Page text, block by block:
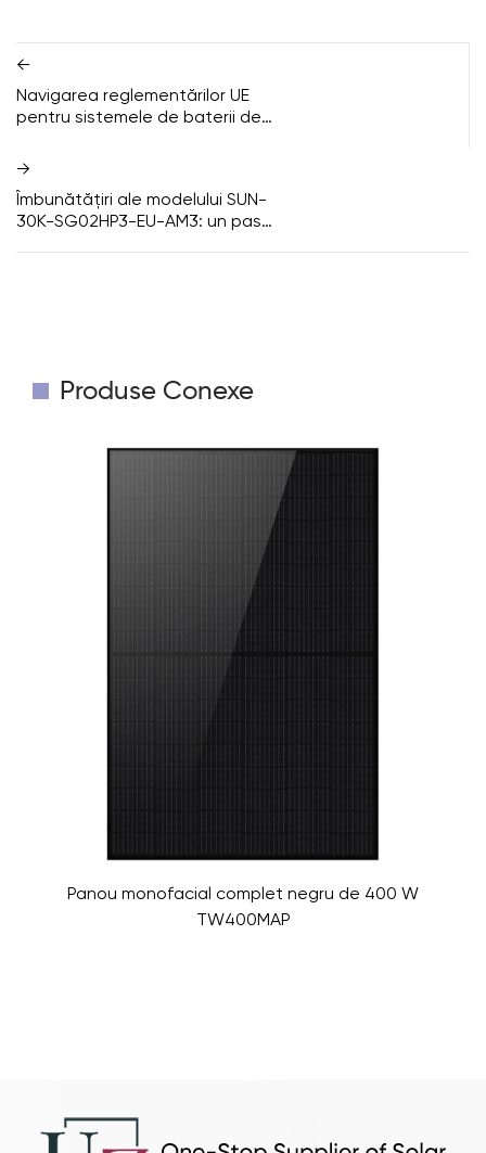
←
Navigarea reglementărilor UE
pentru sistemele de baterii de
instalatori și utilizatori finali
→
Îmbunătățiri ale modelului SUN-
30K-SG02HP3-EU-AM3: un pas
Produse Conexe
Panou monofacial complet negru de 400 W
TW400MAP